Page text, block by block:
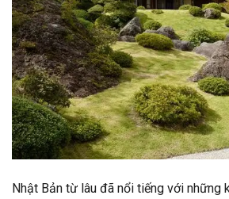
Nhật Bản từ lâu đã nổi tiếng với những